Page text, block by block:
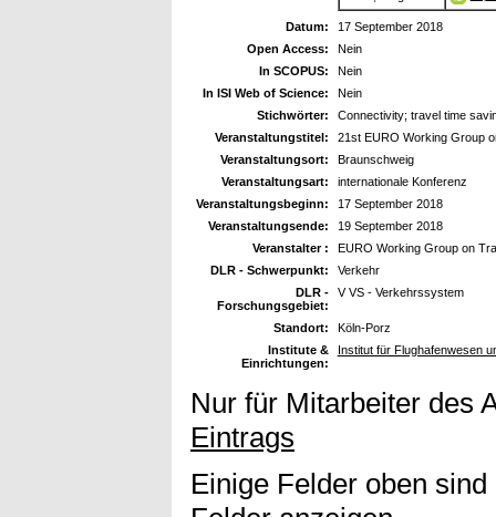
Datum:
17 September 2018
Open Access:
Nein
In SCOPUS:
Nein
In ISI Web of Science:
Nein
Stichwörter:
Connectivity; travel time
Veranstaltungstitel:
21st EURO Working Group
Veranstaltungsort:
Braunschweig
Veranstaltungsart:
internationale Konferenz
Veranstaltungsbeginn:
17 September 2018
Veranstaltungsende:
19 September 2018
Veranstalter :
EURO Working Group on
DLR - Schwerpunkt:
Verkehr
DLR -
Forschungsgebiet:
V VS - Verkehrssystem
Standort:
Köln-Porz
Institute &
Einrichtungen:
Institut für Flughafenwesen
Nur für Mitarbeiter des
Eintrags
Einige Felder oben